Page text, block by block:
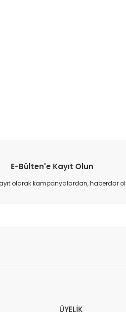
görüntülenemiyor.
bulunuyor.
E-Bülten'e Kayıt Olun
olarak kampanyalardan, haberdar
ÜYELİK